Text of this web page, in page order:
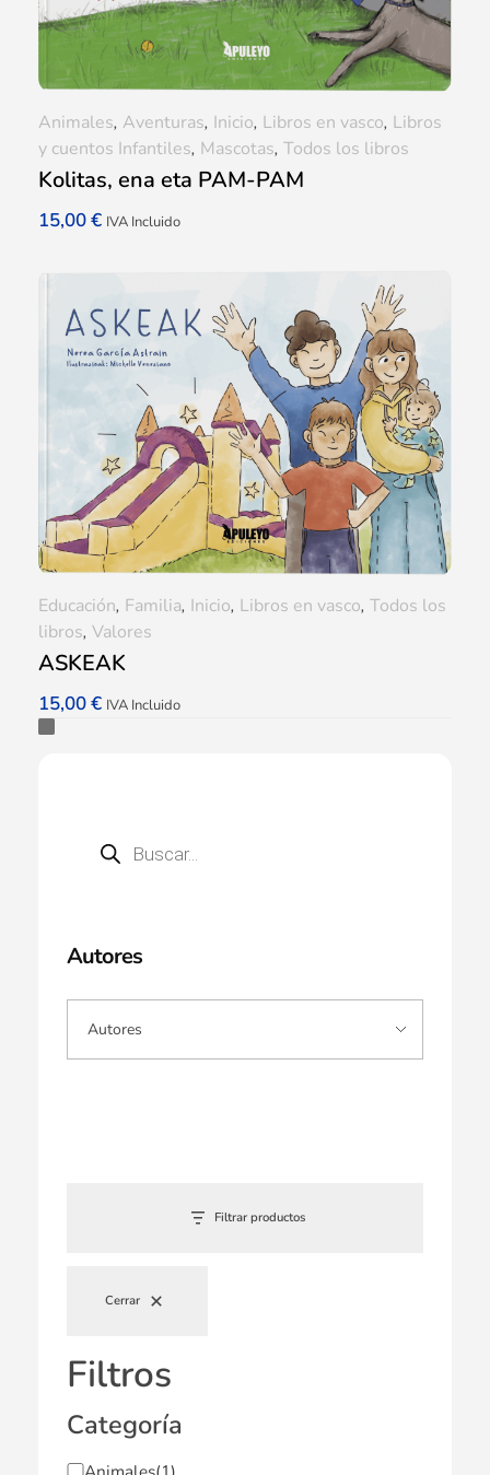
Kolitas, ena eta PAM-PAM
15,00€ IVA Incluido
Animales, Aventuras, Inicio, Libros en vasco, Libros
y cuentos Infantiles, Mascotas, Todos los libros
ASKEAK
15,00€ IVA Incluido
Educación, Familia, Inicio, Libros en vasco, Todos los
libros, Valores
Autores
Filtrar productos
Cerrar
Filtros
Categoría